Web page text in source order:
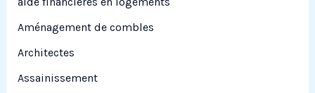
Aménagement de combles
Architectes
Assainissement